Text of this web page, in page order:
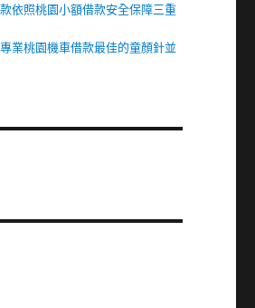
依照桃園小額借款安全保障三重
業桃園機車借款最佳的童顏針並